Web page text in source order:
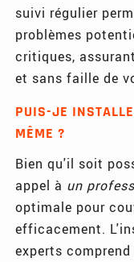
suivi régulier
problèmes
critiques,
et sans faille de
PUIS-JE
MÊME ?
Bien qu'il soit
appel à un
optimale pour
efficacement.
experts